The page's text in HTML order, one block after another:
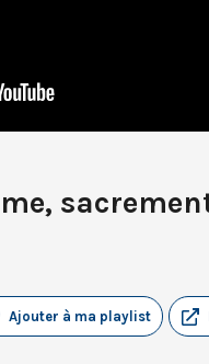
Ajouter à ma playlist